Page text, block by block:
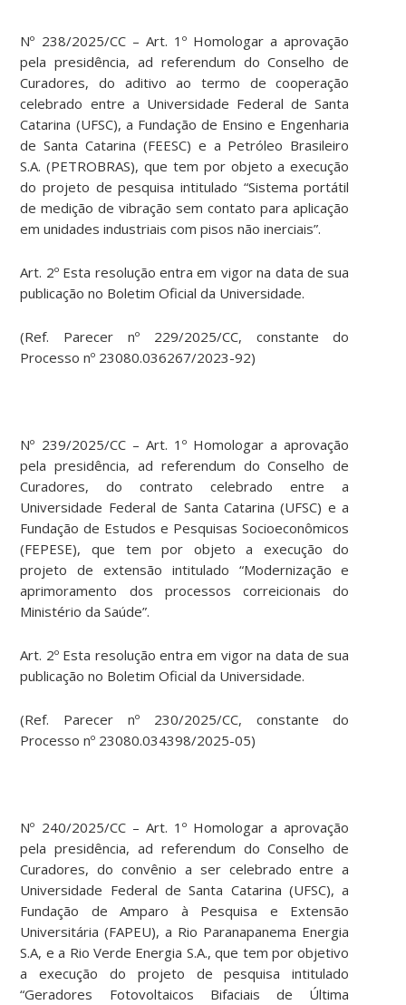
Nº 238/2025/CC – Art. 1º Homologar a aprovação
pela presidência, ad referendum do Conselho de
Curadores, do aditivo ao termo de cooperação
celebrado entre a Universidade Federal de Santa
Catarina (UFSC), a Fundação de Ensino e Engenharia
de Santa Catarina (FEESC) e a Petróleo Brasileiro
S.A. (PETROBRAS), que tem por objeto a execução
do projeto de pesquisa intitulado “Sistema portátil
de medição de vibração sem contato para aplicação
em unidades industriais com pisos não inerciais”.
Art. 2º Esta resolução entra em vigor na data de sua
publicação no Boletim Oficial da Universidade.
(Ref. Parecer nº 229/2025/CC, constante do
Processo nº 23080.036267/2023-92)
Nº 239/2025/CC – Art. 1º Homologar a aprovação
pela presidência, ad referendum do Conselho de
Curadores, do contrato celebrado entre a
Universidade Federal de Santa Catarina (UFSC) e a
Fundação de Estudos e Pesquisas Socioeconômicos
(FEPESE), que tem por objeto a execução do
projeto de extensão intitulado “Modernização e
aprimoramento dos processos correicionais do
Ministério da Saúde”.
Art. 2º Esta resolução entra em vigor na data de sua
publicação no Boletim Oficial da Universidade.
(Ref. Parecer nº 230/2025/CC, constante do
Processo nº 23080.034398/2025-05)
Nº 240/2025/CC – Art. 1º Homologar a aprovação
pela presidência, ad referendum do Conselho de
Curadores, do convênio a ser celebrado entre a
Universidade Federal de Santa Catarina (UFSC), a
Fundação de Amparo à Pesquisa e Extensão
Universitária (FAPEU), a Rio Paranapanema Energia
S.A, e a Rio Verde Energia S.A., que tem por objetivo
a execução do projeto de pesquisa intitulado
“Geradores Fotovoltaicos Bifaciais de Última